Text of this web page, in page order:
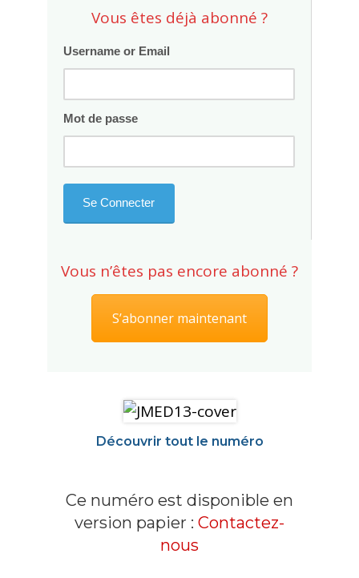
Vous êtes déjà abonné ?
Username or Email
Mot de passe
Vous n’êtes pas encore abonné ?
S’abonner maintenant
Découvrir tout le numéro
Ce numéro est disponible en
version papier : Contactez-
nous